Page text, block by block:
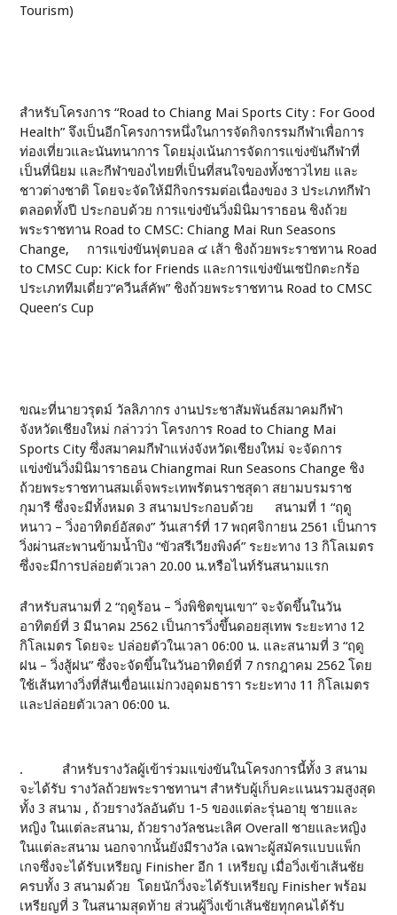
Tourism)
สำหรับโครงการ “Road to Chiang Mai Sports City : For Good
Health” จึงเป็นอีกโครงการหนึ่งในการจัดกิจกรรมกีฬาเพื่อการ
ท่องเที่ยวและนันทนาการ โดยมุ่งเน้นการจัดการแข่งขันกีฬาที่
เป็นที่นิยม และกีฬาของไทยที่เป็นที่สนใจของทั้งชาวไทย และ
ชาวต่างชาติ โดยจะจัดให้มีกิจกรรมต่อเนื่องของ 3 ประเภทกีฬา
ตลอดทั้งปี ประกอบด้วย การแข่งขันวิ่งมินิมาราธอน ชิงถ้วย
พระราชทาน Road to CMSC: Chiang Mai Run Seasons
Change, การแข่งขันฟุตบอล ๔ เส้า ชิงถ้วยพระราชทาน Road
to CMSC Cup: Kick for Friends และการแข่งขันเซปักตะกร้อ
ประเภททีมเดี่ยว“ควีนส์คัพ” ชิงถ้วยพระราชทาน Road to CMSC
Queen’s Cup
ขณะที่นายวรุตม์ วัลลิภากร งานประชาสัมพันธ์สมาคมกีฬา
จังหวัดเชียงใหม่ กล่าวว่า โครงการ Road to Chiang Mai
Sports City ซึ่งสมาคมกีฬาแห่งจังหวัดเชียงใหม่ จะจัดการ
แข่งขันวิ่งมินิมาราธอน Chiangmai Run Seasons Change ชิง
ถ้วยพระราชทานสมเด็จพระเทพรัตนราชสุดา สยามบรมราช
กุมารี ซึ่งจะมีทั้งหมด 3 สนามประกอบด้วย สนามที่ 1 “ฤดู
หนาว – วิ่งอาทิตย์อัสดง” วันเสาร์ที่ 17 พฤศจิกายน 2561 เป็นการ
วิ่งผ่านสะพานข้ามน้ำปิง “ขัวสรีเวียงพิงค์” ระยะทาง 13 กิโลเมตร
ซึ่งจะมีการปล่อยตัวเวลา 20.00 น.หรือไนท์รันสนามแรก
สำหรับสนามที่ 2 “ฤดูร้อน – วิ่งพิชิตขุนเขา” จะจัดขึ้นในวัน
อาทิตย์ที่ 3 มีนาคม 2562 เป็นการวิ่งขึ้นดอยสุเทพ ระยะทาง 12
กิโลเมตร โดยจะ ปล่อยตัวในเวลา 06:00 น. และสนามที่ 3 “ฤดู
ฝน – วิ่งสู้ฝน” ซึ่งจะจัดขึ้นในวันอาทิตย์ที่ 7 กรกฎาคม 2562 โดย
ใช้เส้นทางวิ่งที่สันเขื่อนแม่กวงอุดมธารา ระยะทาง 11 กิโลเมตร
และปล่อยตัวเวลา 06:00 น.
. สำหรับรางวัลผู้เข้าร่วมแข่งขันในโครงการนี้ทั้ง 3 สนาม
จะได้รับ รางวัลถ้วยพระราชทานฯ สำหรับผู้เก็บคะแนนรวมสูงสุด
ทั้ง 3 สนาม , ถ้วยรางวัลอันดับ 1-5 ของแต่ละรุ่นอายุ ชายและ
หญิง ในแต่ละสนาม, ถ้วยรางวัลชนะเลิศ Overall ชายและหญิง
ในแต่ละสนาม นอกจากนั้นยังมีรางวัล เฉพาะผู้สมัครแบบแพ็ก
เกจซึ่งจะได้รับเหรียญ Finisher อีก 1 เหรียญ เมื่อวิ่งเข้าเส้นชัย
ครบทั้ง 3 สนามด้วย โดยนักวิ่งจะได้รับเหรียญ Finisher พร้อม
เหรียญที่ 3 ในสนามสุดท้าย ส่วนผู้วิ่งเข้าเส้นชัยทุกคนได้รับ